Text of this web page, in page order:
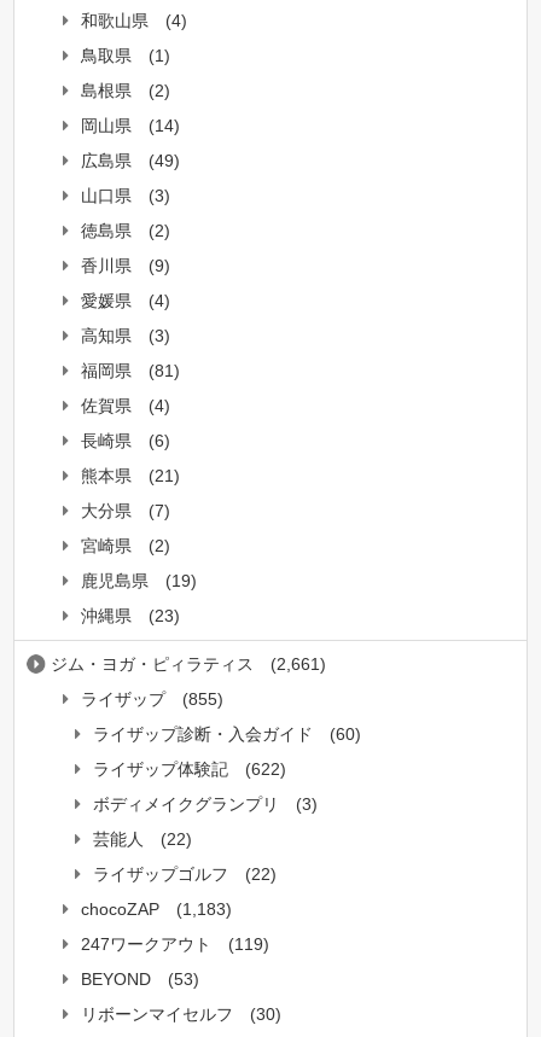
和歌山県
(4)
鳥取県
(1)
島根県
(2)
岡山県
(14)
広島県
(49)
山口県
(3)
徳島県
(2)
香川県
(9)
愛媛県
(4)
高知県
(3)
福岡県
(81)
佐賀県
(4)
長崎県
(6)
熊本県
(21)
大分県
(7)
宮崎県
(2)
鹿児島県
(19)
沖縄県
(23)
ジム・ヨガ・ピィラティス
(2,661)
ライザップ
(855)
ライザップ診断・入会ガイド
(60)
ライザップ体験記
(622)
ボディメイクグランプリ
(3)
芸能人
(22)
ライザップゴルフ
(22)
chocoZAP
(1,183)
247ワークアウト
(119)
BEYOND
(53)
リボーンマイセルフ
(30)